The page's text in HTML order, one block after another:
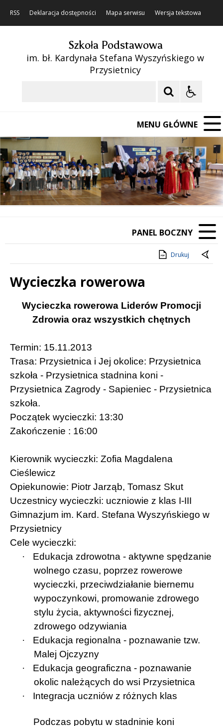
RSS Deklaracja dostępności Mapa serwisu Wersja tekstowa
Szkoła Podstawowa
im. bł. Kardynała Stefana Wyszyńskiego w
Przysietnicy
MENU GŁÓWNE
Poprzedni Element
Następny Element
❚❚
PANEL BOCZNY
Drukuj
Wycieczka rowerowa
Treść
Wycieczka rowerowa Liderów Promocji
Zdrowia oraz wszystkich chętnych
Termin: 15.11.2013
Trasa: Przysietnica i Jej okolice: Przysietnica
szkoła - Przysietnica stadnina koni -
Przysietnica Zagrody - Sapieniec - Przysietnica
szkoła.
Początek wycieczki: 13:30
Zakończenie : 16:00
Kierownik wycieczki: Zofia Magdalena
Cieślewicz
Opiekunowie: Piotr Jarząb, Tomasz Skut
Uczestnicy wycieczki: uczniowie z klas I-III
Gimnazjum im. Kard. Stefana Wyszyńskiego w
Przysietnicy
Cele wycieczki:
·
Edukacja zdrowotna - aktywne spędzanie
wolnego czasu, poprzez rowerowe
wycieczki, przeciwdziałanie biernemu
wypoczynkowi, promowanie zdrowego
stylu życia, aktywności fizycznej,
zdrowego odzywiania
·
Edukacja regionalna - poznawanie tzw.
Malej Ojczyzny
·
Edukacja geograficzna - poznawanie
okolic należących do wsi Przysietnica
·
Integracja uczniów z różnych klas
Podczas pobytu w stadninie koni